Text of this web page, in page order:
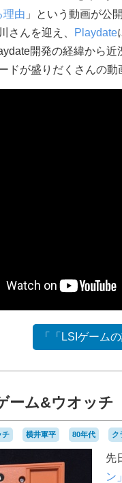
理由 」という動画が公
さんを迎え、 Playdate
開発の経緯から近
ドが盛りだくさんの動
「「LSIゲーム
ム&ウオッチ
チ 横井軍平 80年代 ク
先
ン」